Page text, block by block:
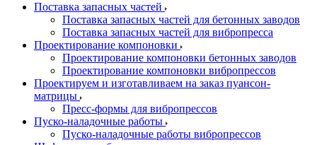
Поставка запасных частей
Поставка запасных частей для бетонных заводов
Поставка запасных частей для вибропресса
Проектирование компоновки
Проектирование компоновки бетонных заводов
Проектирование компоновки вибропрессов
Проектируем и изготавливаем на заказ пуансон-
матрицы
Пресс-формы для вибропрессов
Пуско-наладочные работы
Пуско-наладочные работы вибропрессов